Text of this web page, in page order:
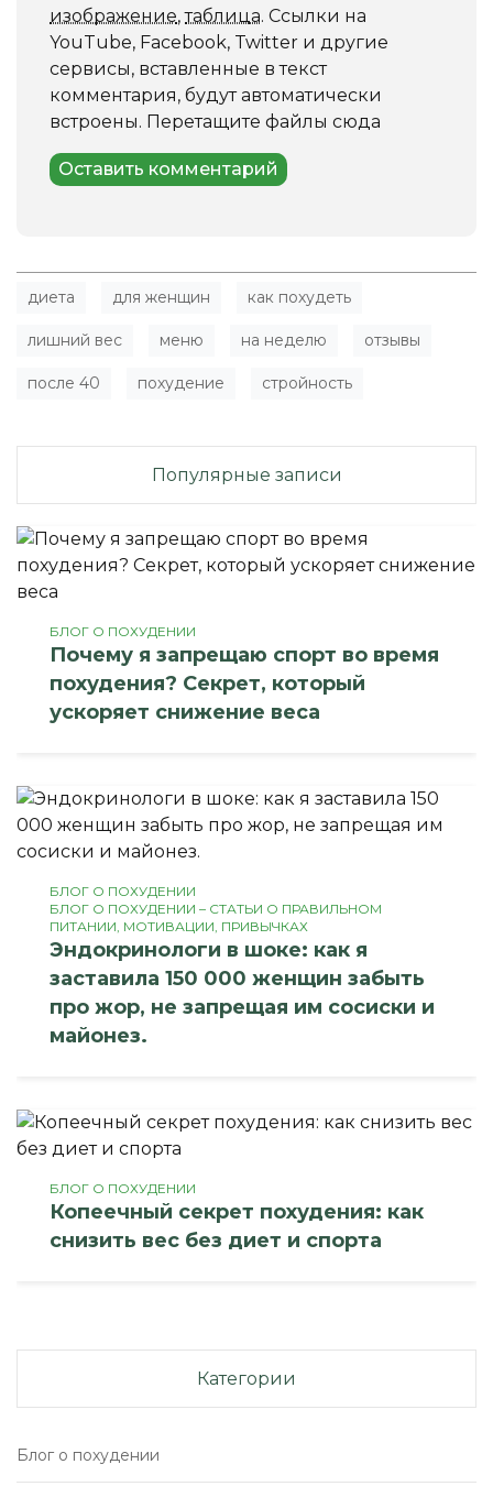
изображение,таблица. Ссылки на
YouTube, Facebook, Twitter и другие
сервисы, вставленные в текст
комментария, будут автоматически
встроены. Перетащите файлы сюда
диета для женщин как похудеть
лишний вес меню на неделю отзывы
после 40 похудение стройность
Популярные записи
БЛОГ О ПОХУДЕНИИ
Почему я запрещаю спорт во время
похудения? Секрет, который
ускоряет снижение веса
БЛОГ О ПОХУДЕНИИ
БЛОГ О ПОХУДЕНИИ – СТАТЬИ О ПРАВИЛЬНОМ
ПИТАНИИ, МОТИВАЦИИ, ПРИВЫЧКАХ
Эндокринологи в шоке: как я
заставила 150 000 женщин забыть
про жор, не запрещая им сосиски и
майонез.
БЛОГ О ПОХУДЕНИИ
Копеечный секрет похудения: как
снизить вес без диет и спорта
Категории
Блог о похудении